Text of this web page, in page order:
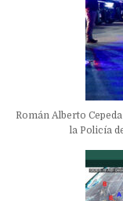
Román Alberto
la Policía